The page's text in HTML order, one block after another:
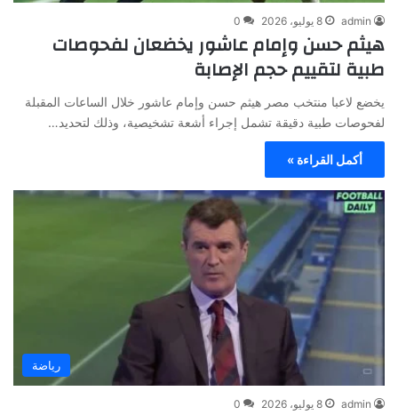
admin 8 يوليو، 2026 0
هيثم حسن وإمام عاشور يخضعان لفحوصات
طبية لتقييم حجم الإصابة
يخضع لاعبا منتخب مصر هيثم حسن وإمام عاشور خلال الساعات المقبلة
لفحوصات طبية دقيقة تشمل إجراء أشعة تشخيصية، وذلك لتحديد…
أكمل القراءة »
رياضة
admin 8 يوليو، 2026 0